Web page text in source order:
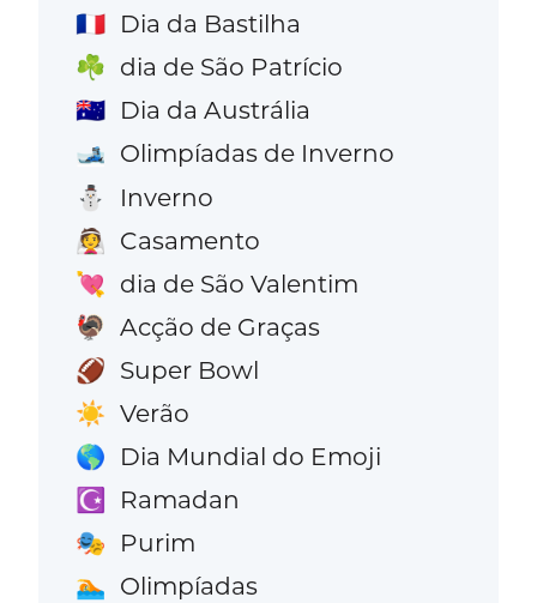
🇫🇷 Dia da Bastilha
☘️ dia de São Patrício
🇦🇺 Dia da Austrália
🎿 Olimpíadas de Inverno
⛄ Inverno
👰 Casamento
💘 dia de São Valentim
🦃 Acção de Graças
🏈 Super Bowl
☀️ Verão
🌎 Dia Mundial do Emoji
☪️ Ramadan
🎭 Purim
🏊 Olimpíadas